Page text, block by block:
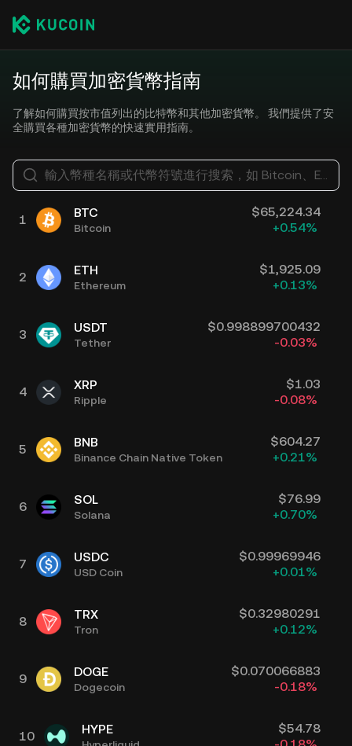
如何購買加密貨幣指南
了解如何購買按市值列出的比特幣和其他加密貨幣。 我們提供了安
全購買各種加密貨幣的快速實用指南。
輸入幣種名稱或代幣符號進行搜索，如 Bitcoin、Ethereum
1 BTC
Bitcoin
$65,224.34
+0.54%
2 ETH
Ethereum
$1,925.09
+0.13%
3 USDT
Tether
$0.998899700432
-0.03%
4 XRP
Ripple
$1.03
-0.08%
5 BNB
Binance Chain Native Token
$604.27
+0.21%
6 SOL
Solana
$76.99
+0.70%
7 USDC
USD Coin
$0.99969946
+0.01%
8 TRX
Tron
$0.32980291
+0.12%
9 DOGE
Dogecoin
$0.070066883
-0.18%
10 HYPE $54.78